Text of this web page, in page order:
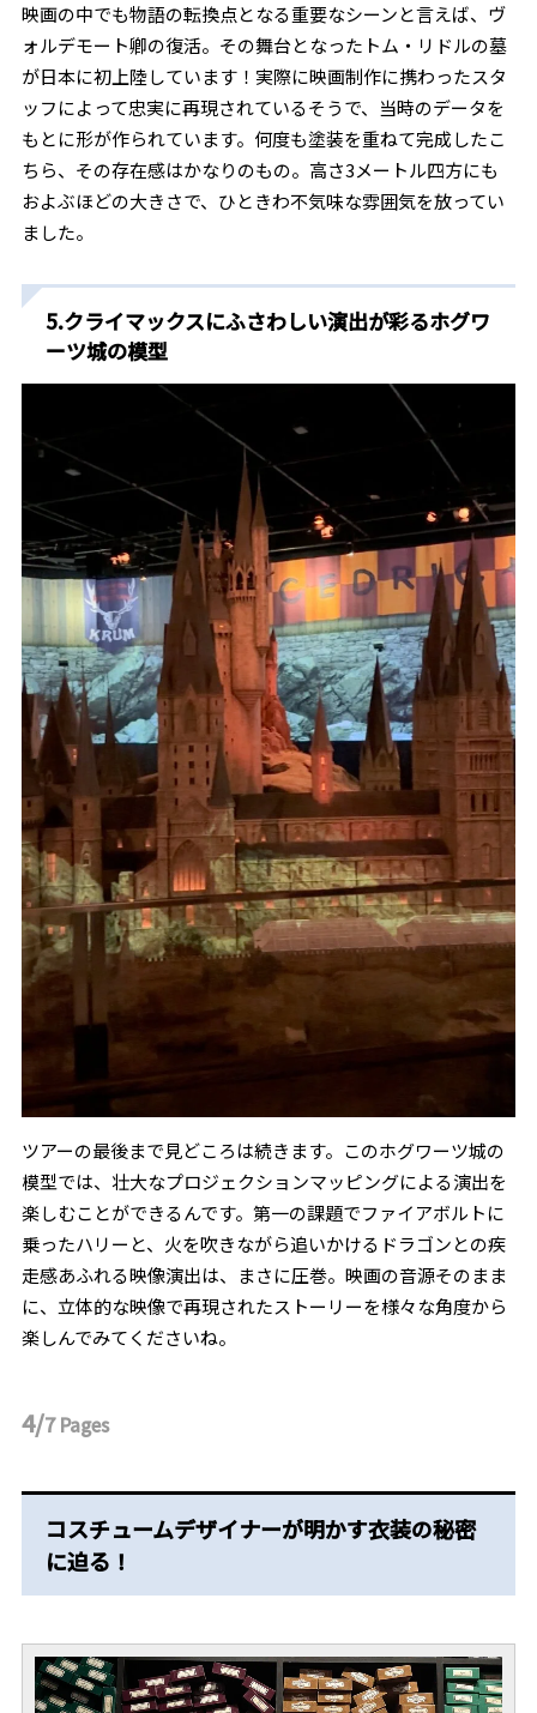
映画の中でも物語の転換点となる重要なシーンと言えば、ヴ
ォルデモート卿の復活。その舞台となったトム・リドルの墓
が日本に初上陸しています！実際に映画制作に携わったスタ
ッフによって忠実に再現されているそうで、当時のデータを
もとに形が作られています。何度も塗装を重ねて完成したこ
ちら、その存在感はかなりのもの。高さ3メートル四方にも
およぶほどの大きさで、ひときわ不気味な雰囲気を放ってい
ました。
5.クライマックスにふさわしい演出が彩るホグワ
ーツ城の模型
ツアーの最後まで見どころは続きます。このホグワーツ城の
模型では、壮大なプロジェクションマッピングによる演出を
楽しむことができるんです。第一の課題でファイアボルトに
乗ったハリーと、火を吹きながら追いかけるドラゴンとの疾
走感あふれる映像演出は、まさに圧巻。映画の音源そのまま
に、立体的な映像で再現されたストーリーを様々な角度から
楽しんでみてくださいね。
4/7Pages
コスチュームデザイナーが明かす衣装の秘密
に迫る！